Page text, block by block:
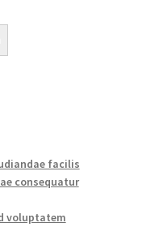
facilis
consequatur
voluptatem